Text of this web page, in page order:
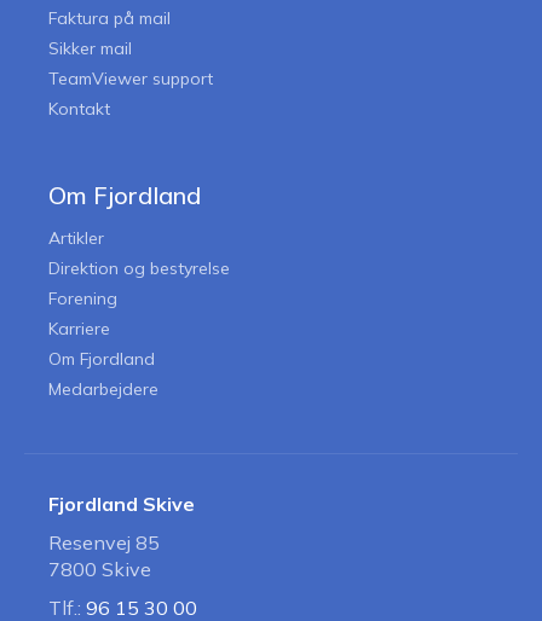
Faktura på mail
Sikker mail
TeamViewer support
Kontakt
Om Fjordland
Artikler
Direktion og bestyrelse
Forening
Karriere
Om Fjordland
Medarbejdere
Fjordland Skive
Resenvej 85
7800 Skive
Tlf.: 96 15 30 00